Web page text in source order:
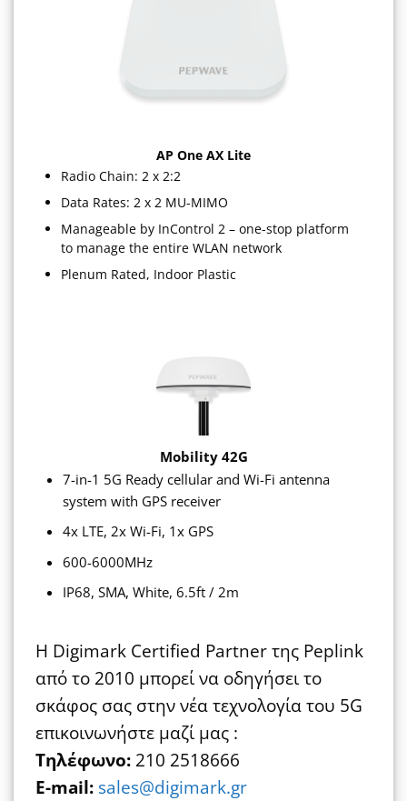
AP One AX Lite
Radio Chain: 2 x 2:2
Data Rates: 2 x 2 MU-MIMO
Manageable by InControl 2 – one-stop platform
to manage the entire WLAN network
Plenum Rated, Indoor Plastic
Mobility 42G
7-in-1 5G Ready cellular and Wi-Fi antenna
system with GPS receiver
4x LTE, 2x Wi-Fi, 1x GPS
600-6000MHz
IP68, SMA, White, 6.5ft / 2m
Η Digimark Certified Partner της Peplink
από το 2010 μπορεί να οδηγήσει το
σκάφος σας στην νέα τεχνολογία του 5G
επικοινωνήστε μαζί μας :
Τηλέφωνο: 210 2518666
E-mail: sales@digimark.gr